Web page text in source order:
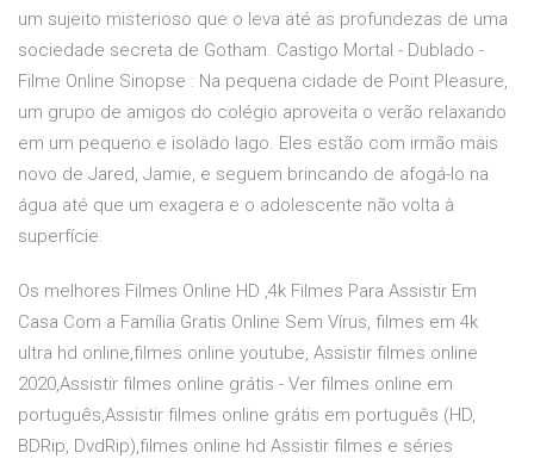
um sujeito misterioso que o leva até as profundezas de uma
sociedade secreta de Gotham. Castigo Mortal - Dublado -
Filme Online Sinopse : Na pequena cidade de Point Pleasure,
um grupo de amigos do colégio aproveita o verão relaxando
em um pequeno e isolado lago. Eles estão com irmão mais
novo de Jared, Jamie, e seguem brincando de afogá-lo na
água até que um exagera e o adolescente não volta à
superfície.
Os melhores Filmes Online HD ,4k Filmes Para Assistir Em
Casa Com a Família Gratis Online Sem Vírus, filmes em 4k
ultra hd online,filmes online youtube, Assistir filmes online
2020,Assistir filmes online grátis - Ver filmes online em
português,Assistir filmes online grátis em português (HD,
BDRip, DvdRip),filmes online hd Assistir filmes e séries